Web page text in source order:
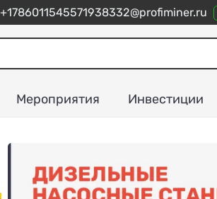
Мероприятия Инвестиции